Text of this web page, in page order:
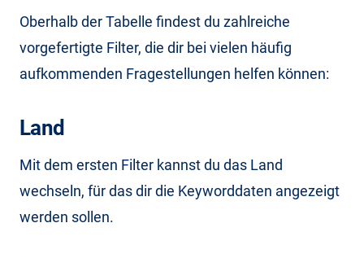
Oberhalb der Tabelle findest du zahlreiche
vorgefertigte Filter, die dir bei vielen häufig
aufkommenden Fragestellungen helfen können:
Land
Mit dem ersten Filter kannst du das Land
wechseln, für das dir die Keyworddaten angezeigt
werden sollen.